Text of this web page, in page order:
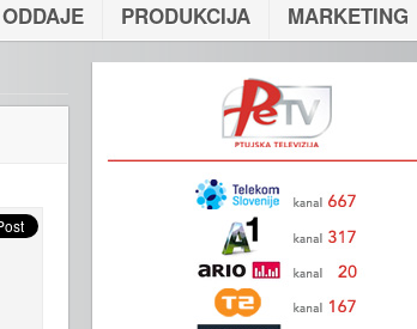
ODDAJE PRODUKCIJA MARKETING